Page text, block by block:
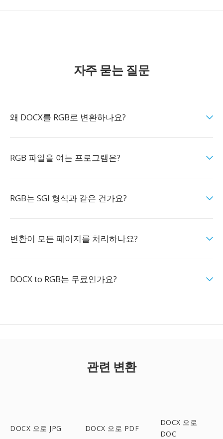
자주 묻는 질문
왜 DOCX를 RGB로 변환하나요?
RGB 파일을 여는 프로그램은?
RGB는 SGI 형식과 같은 건가요?
변환이 모든 페이지를 처리하나요?
DOCX to RGB는 무료인가요?
관련 변환
DOCX 으로 JPG DOCX 으로 PDF
DOCX 으로
DOC